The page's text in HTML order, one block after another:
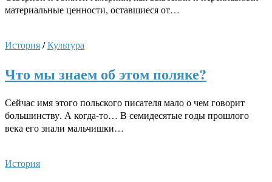
материальные ценности, оставшиеся от…
История/Культура
Что мы знаем об этом поляке?
Сейчас имя этого польского писателя мало о чем говорит
большинству. А когда-то… В семидесятые годы прошлого
века его знали мальчишки…
История